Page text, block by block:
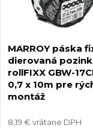
MARROY páska
dierovaná
rollFIXX GBW-
0,7 x 10m pre
montáž
8,19 € vrátane DPH